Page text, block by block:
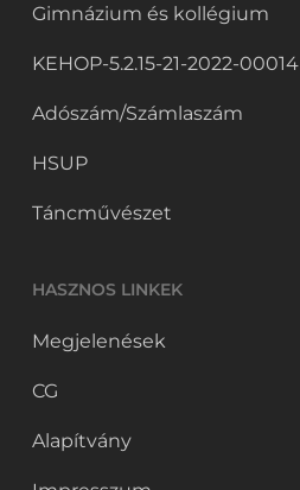
Gimnázium és kollégium
KEHOP-5.2.15-21-2022-00014
Adószám/Számlaszám
HSUP
Táncművészet
HASZNOS LINKEK
Megjelenések
CG
Alapítvány